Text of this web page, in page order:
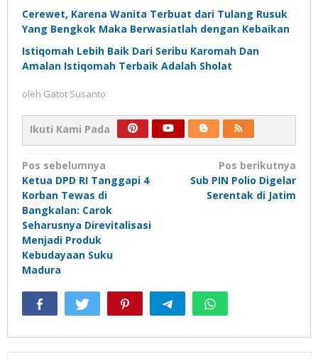
Cerewet, Karena Wanita Terbuat dari Tulang Rusuk
Yang Bengkok Maka Berwasiatlah dengan Kebaikan
Istiqomah Lebih Baik Dari Seribu Karomah Dan
Amalan Istiqomah Terbaik Adalah Sholat
oleh Gatot Susanto
Ikuti Kami Pada
Navigasi
pos
Pos sebelumnya
Ketua DPD RI Tanggapi 4
Korban Tewas di
Bangkalan: Carok
Seharusnya Direvitalisasi
Menjadi Produk
Kebudayaan Suku
Madura
Pos berikutnya
Sub PIN Polio Digelar
Serentak di Jatim